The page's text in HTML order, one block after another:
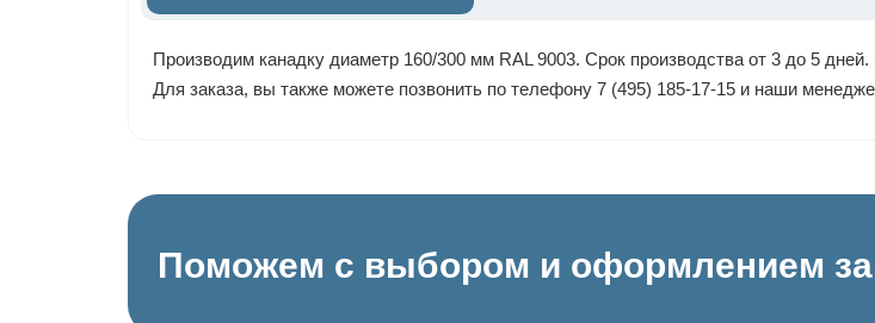
Производим канадку диаметр 160/300 мм RAL 9003. Срок производства от 3 до 5
Для заказа, вы также можете позвонить по телефону 7 (495) 185-17-15 и наши
Поможем с выбором и оформлением